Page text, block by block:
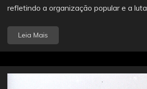
refletindo a organização popular e a luta
Leia Mais